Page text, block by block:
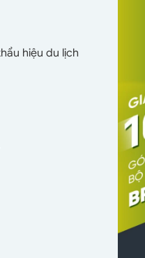
hiệu du lịch